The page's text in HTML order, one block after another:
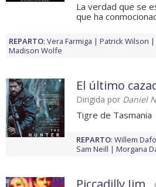
La verdad que se
que ha
REPARTO: Vera Farmiga Patrick Wilson
Madison Wolfe
El último
Dirigida por Daniel
Tigre de Tasmania
REPARTO: Willem
Sam Neill
Morgana